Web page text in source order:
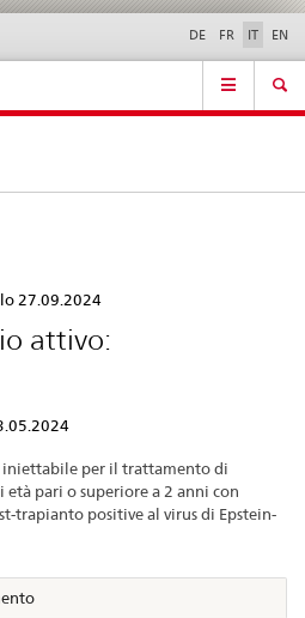
Contatto | Supporto &
aiuto
DE FR IT EN
27.09.2024
attivo:
iniettabile per il trattamento di
pari o superiore a 2 anni con
trapianto positive al virus di Epstein-